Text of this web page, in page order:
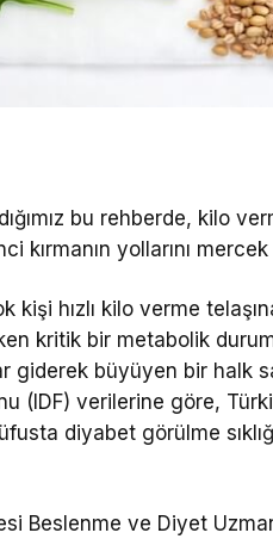
bu rehberde, kilo
yollarını mercek
kişi hızlı kilo verme
kritik bir metabolik
giderek büyüyen bir halk
(IDF) verilerine göre,
diyabet görülme
Beslenme ve Diyet